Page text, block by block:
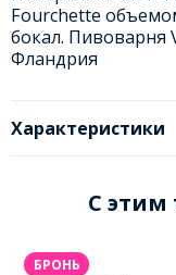
Fourchette
бокал. Пивоварня
Фландрия
Характеристики
C
БРОНЬ